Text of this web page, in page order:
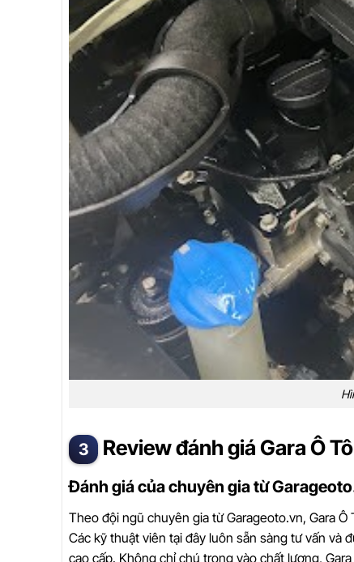
Review đánh giá Gara Ô
Đánh giá của chuyên gia từ
Theo đội ngũ chuyên gia từ Garageoto.vn, Gara
Các kỹ thuật viên tại đây luôn sẵn sàng tư vấn
cao cấp. Không chỉ chú trọng vào chất lượng,